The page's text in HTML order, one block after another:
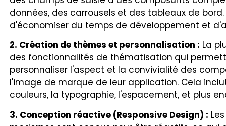
données, des carrousels et des tableaux de
d'économiser du temps de développement et
2. Création de thèmes et personnalisation : La
des fonctionnalités de thématisation qui
personnaliser l'aspect et la convivialité des
l'image de marque de leur application. Cela
couleurs, la typographie, l'espacement, et plus
3. Conception réactive (Responsive Design) :